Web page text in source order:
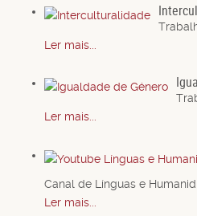
Ler mais...
Ler mais...
Canal de Línguas e Humanid
Ler mais...